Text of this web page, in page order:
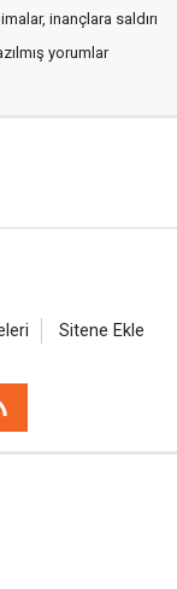
inançlara saldırı
yorumlar
Sitene Ekle